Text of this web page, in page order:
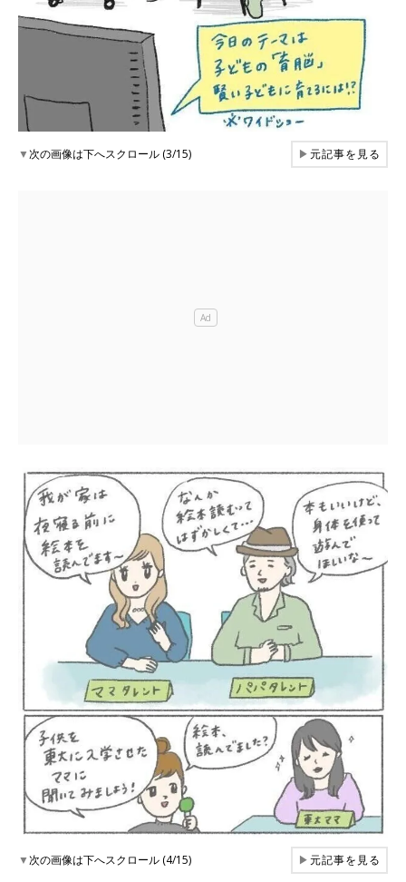
▼次の画像は下へスクロール (3/15) ▶元記事を見る
▼次の画像は下へスクロール (4/15) ▶元記事を見る